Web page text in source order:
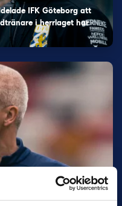
IFK Göteborg att
i herrlaget har
FF